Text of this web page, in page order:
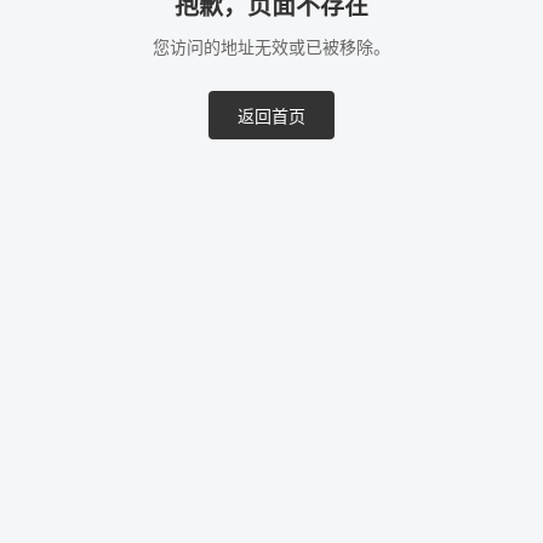
抱歉，页面不存在
您访问的地址无效或已被移除。
返回首页